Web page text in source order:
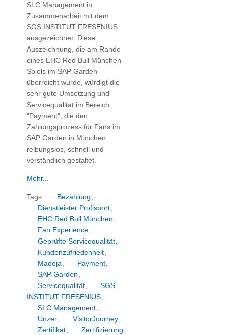
SLC Management in
Zusammenarbeit mit dem
SGS INSTITUT FRESENIUS
ausgezeichnet. Diese
Auszeichnung, die am Rande
eines EHC Red Bull München
Spiels im SAP Garden
überreicht wurde, würdigt die
sehr gute Umsetzung und
Servicequalität im Bereich
"Payment", die den
Zahlungsprozess für Fans im
SAP Garden in München
reibungslos, schnell und
verständlich gestaltet.
Mehr...
Tags: Bezahlung
Dienstleister Profisport
EHC Red Bull München
Fan Experience
Geprüfte Servicequalität
Kundenzufriedenheit
Madeja
Payment
SAP Garden
Servicequalität
SGS
INSTITUT FRESENIUS
SLC Management
Unzer
VisitorJourney
Zertifikat
Zertifizierung